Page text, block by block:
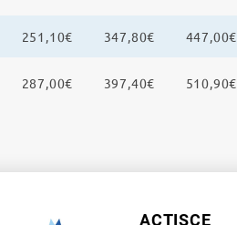
251,10€ 347,80€ 447,00€
287,00€ 397,40€ 510,90€
ACTISCE